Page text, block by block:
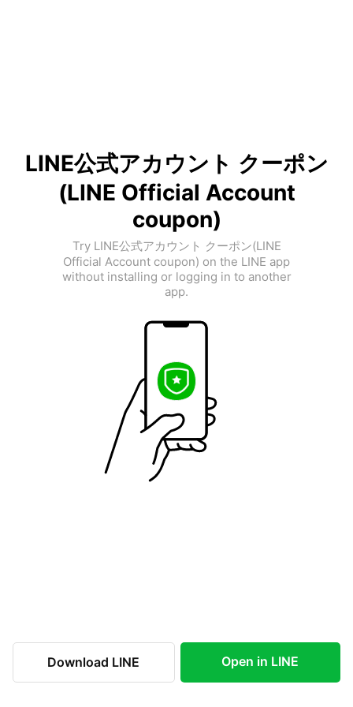
LINE公式アカウント クーポン
(LINE Official Account
coupon)
Try LINE公式アカウント クーポン(LINE
Official Account coupon) on the LINE app
without installing or logging in to another
app.
Download LINE Open in LINE